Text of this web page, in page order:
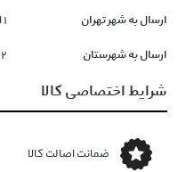
ارسال به شهر تهران ١ الی ۳ روز کاری
ارسال به شهرستان ۲ الی ۴ روز کاری
شرایط اختصاصی کالا
ضمانت اصالت کالا